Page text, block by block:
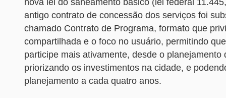
antigo contrato de concessão dos serviços foi
chamado Contrato de Programa, formato que
compartilhada e o foco no usuário, permitindo
participe mais ativamente, desde o planejamento
priorizando os investimentos na cidade, e
planejamento a cada quatro anos.